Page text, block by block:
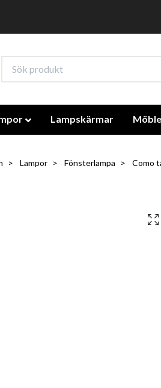
Lampskärmar
Lampor Fönsterlampa Como